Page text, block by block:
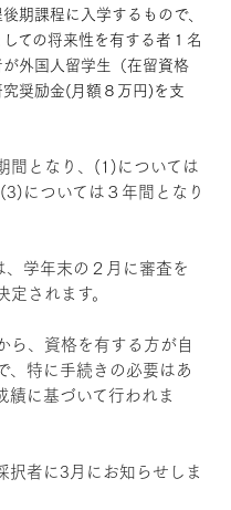
期課程に入学するもので、
ての将来性を有する者１名
外国人留学生（在留資格
奨励金(月額８万円)を支
間となり、(1)については
については３年間となり
学年末の２月に審査を
されます。
ら、資格を有する方が自
、特に手続きの必要はあ
績に基づいて行われま
択者に3月にお知らせしま